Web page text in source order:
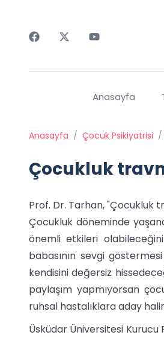
Anasayfa
Anasayfa / Çocuk Psikiyatrisi /
Çocukluk
Prof. Dr. Tarhan, "Çocukluk
Çocukluk döneminde
önemli etkileri
babasının sevgi
kendisini değersiz
paylaşım yapmıyorsan
ruhsal hastalıklara aday
Üsküdar Üniversitesi Kurucu